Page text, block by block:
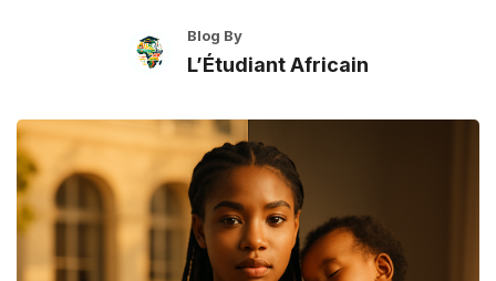
Blog By
L’Étudiant Africain